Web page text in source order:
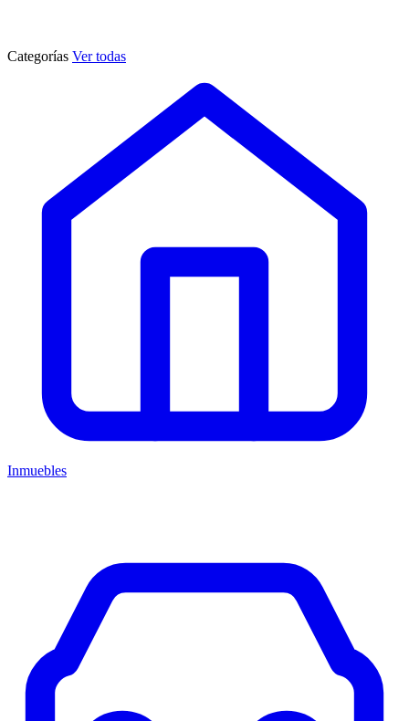
Categorías Ver todas
Inmuebles